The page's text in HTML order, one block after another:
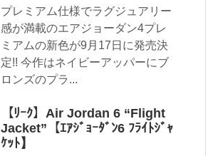
プレミアム仕様でラグジュアリー
感が満載のエアジョーダン4プレ
ミアムの新色が9月17日に発売決
定!! 今作はネイビーアッパーにブ
ロンズのプラ...
【ﾘｰｸ】Air Jordan 6 “Flight
Jacket”【ｴｱｼﾞｮｰﾀﾞﾝ6 ﾌﾗｲﾄｼﾞｬ
ｹｯﾄ】